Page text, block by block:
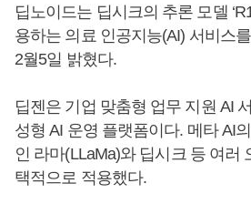
딥노이드는 딥시크의 추론 모델
용하는 의료 인공지능(AI) 서비스
2월5일 밝혔다.
딥젠은 기업 맞춤형 업무 지원 AI
성형 AI 운영 플랫폼이다. 메타 AI
인 라마(LLaMa)와 딥시크 등 여러
택적으로 적용했다.